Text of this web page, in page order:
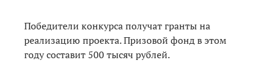
Победители конкурса получат гранты на
реализацию проекта. Призовой фонд в этом
году составит 500 тысяч рублей.